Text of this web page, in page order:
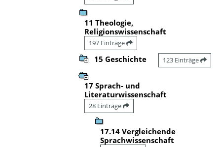
11 Theologie,
Religionswissenschaft
197 Einträge
15 Geschichte 123 Einträge
17 Sprach- und
Literaturwissenschaft
28 Einträge
17.14 Vergleichende
Sprachwissenschaft